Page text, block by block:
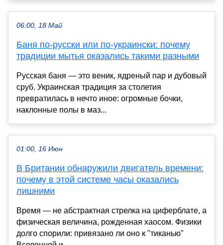
06:00, 18 Май
Баня по-русски или по-украински: почему
традиции мытья оказались такими разными
Русская баня — это веник, ядреный пар и дубовый
сруб. Украинская традиция за столетия
превратилась в нечто иное: огромные бочки,
наклонные полы в маз...
01:00, 16 Июн
В Британии обнаружили двигатель времени:
почему в этой системе часы оказались
лишними
Время — не абстрактная стрелка на циферблате, а
физическая величина, рожденная хаосом. Физики
долго спорили: привязано ли оно к "тиканью"